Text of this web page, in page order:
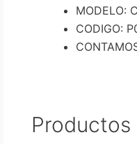
MODELO:
CODIGO: